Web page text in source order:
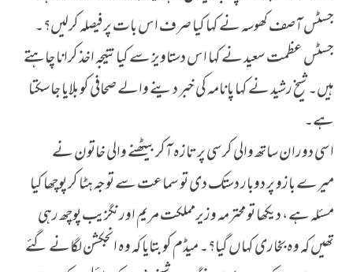
جسٹس آصف کھوسہ نے کہا کیا صرف اس بات پر فیصلہ کرلیں؟۔
جسٹس عظمت سعید نے کہا اس دستاویز سے کیا نتیجہ اخذ کرانا چاہتے
ہیں۔ شیخ رشید نے کہا پانامہ کی خبر دینے والے صحافی کو بلایا جا سکتا
ہے۔
اسی دوران ساتھ والی کرسی پر تازہ آکر بیٹھنے والی خاتون نے
میرے بازو پر دوبار دستک دی تو سماعت سے توجہ ہٹا کر پوچھا کیا
مسئلہ ہے، دیکھا تو محترمہ وزیرمملکت مریم اورنگزیب پوچھ رہی
تھیں کہ وہ بخاری کہاں گیا؟۔ میڈم کو بتایا کہ وہ انجکشن لگانے گئے